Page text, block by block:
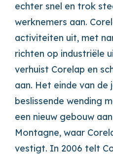
echter snel en trok
werknemers aan.
activiteiten uit, met
richten op industriële
verhuist Corelap en
aan. Het einde van
beslissende wending
een nieuw gebouw
Montagne, waar
vestigt. In 2006 telt